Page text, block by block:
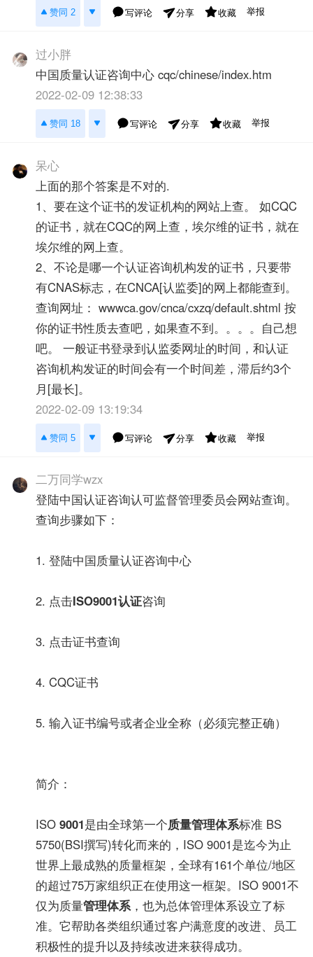
赞同 2 写评论 分享 收藏 举报
过小胖
中国质量认证咨询中心 cqc/chinese/index.htm
2022-02-09 12:38:33
赞同 18 写评论 分享 收藏 举报
呆心
上面的那个答案是不对的.
1、要在这个证书的发证机构的网站上查。 如CQC
的证书，就在CQC的网上查，埃尔维的证书，就在
埃尔维的网上查。
2、不论是哪一个认证咨询机构发的证书，只要带
有CNAS标志，在CNCA[认监委]的网上都能查到。
查询网址： wwwca.gov/cnca/cxzq/default.shtml 按
你的证书性质去查吧，如果查不到。。。。自己想
吧。 一般证书登录到认监委网址的时间，和认证
咨询机构发证的时间会有一个时间差，滞后约3个
月[最长]。
2022-02-09 13:19:34
赞同 5 写评论 分享 收藏 举报
二万同学wzx
登陆中国认证咨询认可监督管理委员会网站查询。
查询步骤如下：
1. 登陆中国质量认证咨询中心
2. 点击ISO9001认证咨询
3. 点击证书查询
4. CQC证书
5. 输入证书编号或者企业全称（必须完整正确）
简介：
ISO9001是由全球第一个质量管理体系标准 BS
5750(BSI撰写)转化而来的，ISO 9001是迄今为止
世界上最成熟的质量框架，全球有161个单位/地区
的超过75万家组织正在使用这一框架。ISO 9001不
仅为质量管理体系，也为总体管理体系设立了标
准。它帮助各类组织通过客户满意度的改进、员工
积极性的提升以及持续改进来获得成功。